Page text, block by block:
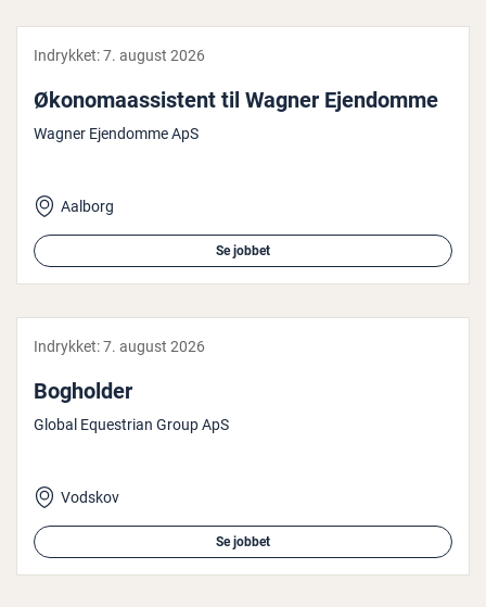
Indrykket:7. august 2026
Øko­no­maas­si­stent til Wagner Ejendomme
Wagner Ejendomme ApS
Aalborg
Se jobbet
Indrykket:7. august 2026
Bogholder
Global Equestrian Group ApS
Vodskov
Se jobbet